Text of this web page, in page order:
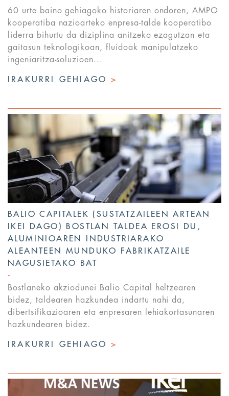
60 urte baino gehiagoko historiaren ondoren, AMPO
kooperatiba nazioarteko enpresa-talde kooperatibo
liderra bihurtu da diziplina anitzeko ezagutzan eta
gaitasun teknologikoan, fluidoak manipulatzeko
ingeniaritza-soluzioen...
IRAKURRI GEHIAGO>
BALIO CAPITALEK (SUSTATZAILEEN ARTEAN
IKEI DAGO) BOSTLAN TALDEA EROSI DU,
ALUMINIOAREN INDUSTRIARAKO
ALEANTEEN MUNDUKO FABRIKATZAILE
NAGUSIETAKO BAT
Bostlaneko akziodunei Balio Capital heltzearen
bidez, taldearen hazkundea indartu nahi da,
dibertsifikazioaren eta enpresaren lehiakortasunaren
hazkundearen bidez.
IRAKURRI GEHIAGO>